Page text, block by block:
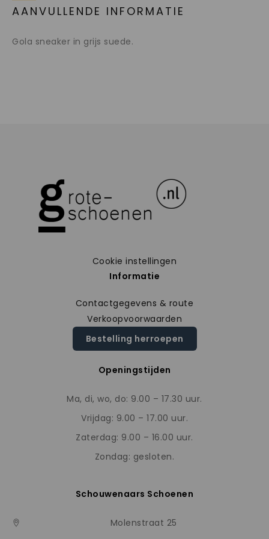
AANVULLENDE INFORMATIE
Gola sneaker in grijs suede.
Cookie instellingen
Informatie
Contactgegevens & route
Verkoopvoorwaarden
Bestelling herroepen
Openingstijden
Ma, di, wo, do: 9.00 – 17.30 uur.
Vrijdag: 9.00 – 17.00 uur.
Zaterdag: 9.00 – 16.00 uur.
Zondag: gesloten.
Schouwenaars Schoenen
Molenstraat 25